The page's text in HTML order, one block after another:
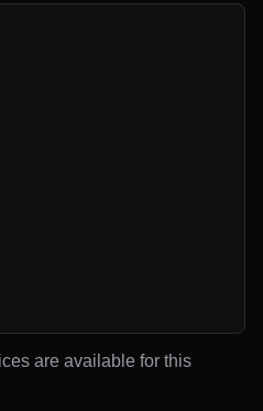
are available for this